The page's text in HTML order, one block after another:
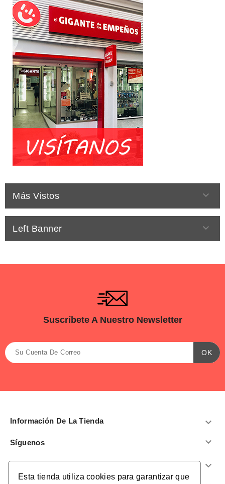
Esta tienda utiliza cookies para garantizar que
Más Vistos 
Left Banner 
Suscríbete A Nuestro Newsletter
Información De La Tienda 
Síguenos 
Productos 